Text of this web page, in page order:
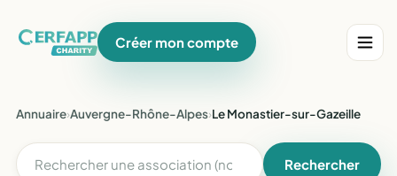
Créer mon compte
Annuaire›Auvergne-Rhône-Alpes›Le Monastier-sur-Gazeille
Rechercher